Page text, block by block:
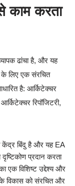
काम करता
ढांचा है, और यह
लिए एक संरचित
है: आर्किटेक्चर
रिपॉजिटरी,
बिंदु है और यह EA
प्रदान करता
एक विशिष्ट उद्देश्य और
विकास को संरचित और